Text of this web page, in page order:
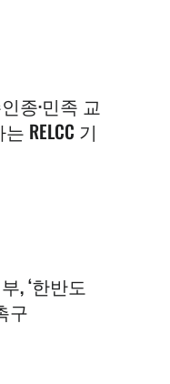
종·민족 교
RELCC 기
, ‘한반도
구